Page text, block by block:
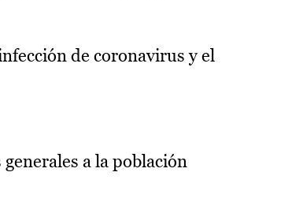
de coronavirus y el
a la población